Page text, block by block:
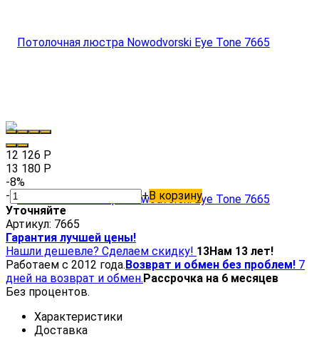
12 126 Р
13 180 Р
-8%
-
+В корзину
Уточняйте
Артикул: 7665
Гарантия лучшей цены!
Нашли дешевле? Сделаем скидку! 13Нам 13 лет!
Работаем с 2012 года.Возврат и обмен без проблем! 7
дней на возврат и обмен.Рассрочка на 6 месяцев
Без процентов.
Характеристики
Доставка